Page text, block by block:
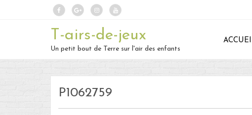
T-airs-de-jeux
Un petit bout de Terre sur l'air des enfants
P1062759